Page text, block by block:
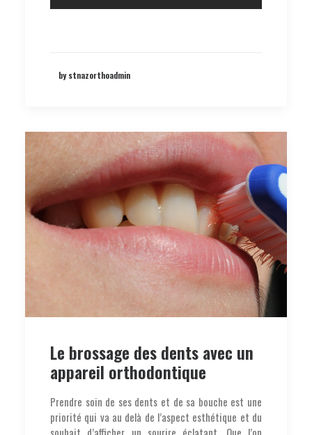
by stnazorthoadmin
Le brossage des dents avec un
appareil orthodontique
Prendre soin de ses dents et de sa bouche est une
priorité qui va au delà de l’aspect esthétique et du
souhait d’afficher un sourire éclatant. Que l’on